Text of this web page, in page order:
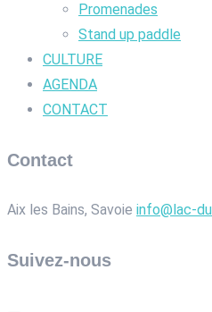
Promenades
Stand up paddle
CULTURE
AGENDA
CONTACT
Contact
Aix les Bains, Savoie info@lac-
Suivez-nous